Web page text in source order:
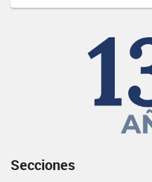
Secciones